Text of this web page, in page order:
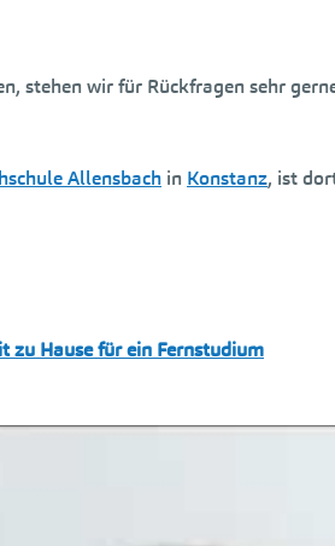
stehen wir für Rückfragen sehr
Allensbach in Konstanz, ist
zu Hause für ein Fernstudium